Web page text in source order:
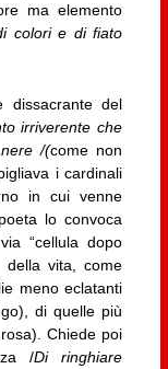
ma elemento
colori e di fiato
dissacrante del
irriverente che
/(come non
i cardinali
in cui venne
lo convoca
“cellula dopo
della vita, come
meno eclatanti
di quelle più
Chiede poi
/Di ringhiare